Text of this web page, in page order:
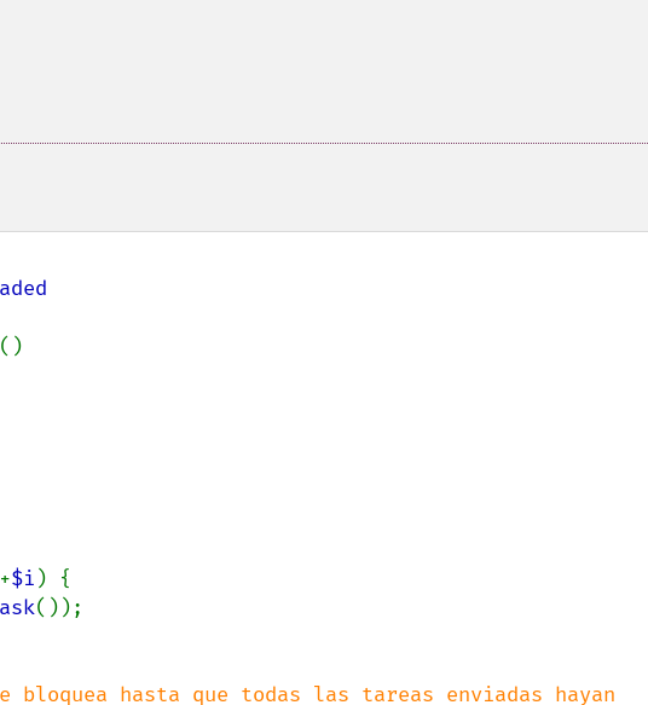
()
$i ) {
());
bloquea hasta que todas las tareas enviadas hayan